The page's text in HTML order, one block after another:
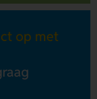
op met